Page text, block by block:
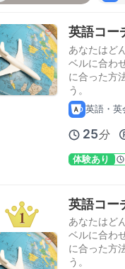
英語コー
あなたはど
ベルに合わ
に合った方
う。
英語・英
25分
体験あり
英語コー
あなたはど
ベルに合わ
に合った方
う。